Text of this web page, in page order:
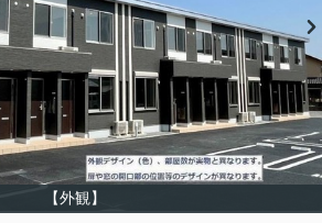
【外観】